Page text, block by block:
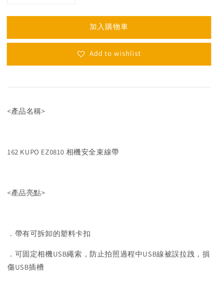
加入購物車
Add to wishlist
<產品名稱>
162 KUPO EZ0810 相機安全束線帶
<產品亮點>
．帶有可拆卸的塑料卡扣
．可固定相機USB繩索，防止拍照過程中USB線被誤拉跩，損
傷USB插槽